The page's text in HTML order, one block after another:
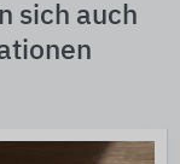
sich auch